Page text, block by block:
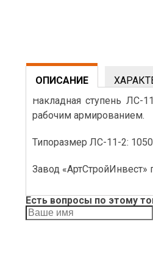
ОПИСАНИЕ
Накладная ступень ЛС-
рабочим армированием.
Типоразмер ЛС-11-2:
Завод «АртСтройИнвест»
Есть вопросы по этому